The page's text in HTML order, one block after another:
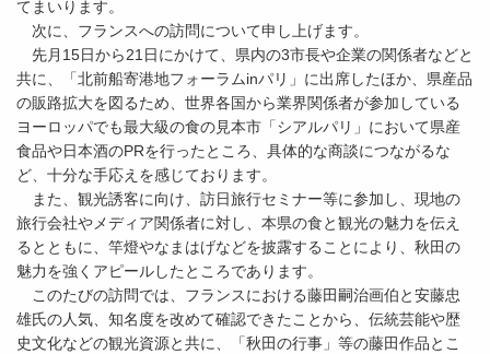
てまいります。
次に、フランスへの訪問について申し上げます。
先月15日から21日にかけて、県内の3市長や企業の関係者などと
共に、「北前船寄港地フォーラムinパリ」に出席したほか、県産品
の販路拡大を図るため、世界各国から業界関係者が参加している
ヨーロッパでも最大級の食の見本市「シアルパリ」において県産
食品や日本酒のPRを行ったところ、具体的な商談につながるな
ど、十分な手応えを感じております。
また、観光誘客に向け、訪日旅行セミナー等に参加し、現地の
旅行会社やメディア関係者に対し、本県の食と観光の魅力を伝え
るとともに、竿燈やなまはげなどを披露することにより、秋田の
魅力を強くアピールしたところであります。
このたびの訪問では、フランスにおける藤田嗣治画伯と安藤忠
雄氏の人気、知名度を改めて確認できたことから、伝統芸能や歴
史文化などの観光資源と共に、「秋田の行事」等の藤田作品とこ